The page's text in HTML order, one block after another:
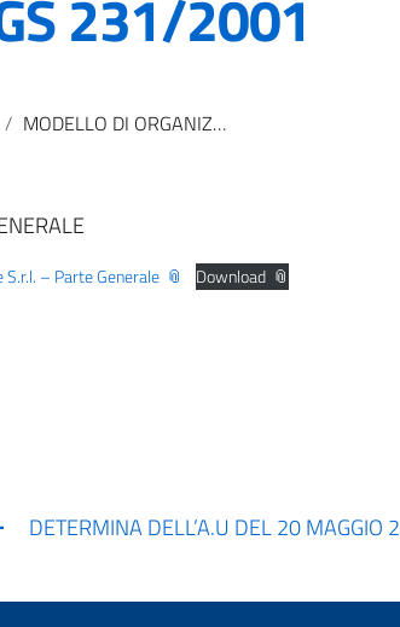
231/2001
MODELLO DI ORGANIZZAZIONE, GESTIONE E CONTROLLO EX D.LGS 231/2001
– Parte Generale Download
DETERMINA DELL’A.U DEL 20 MAGGIO